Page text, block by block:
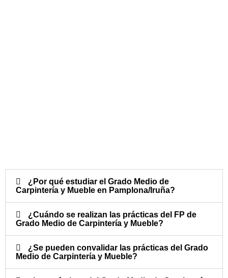
¿Por qué estudiar el Grado Medio de
Carpintería y Mueble en Pamplona/Iruña?
¿Cuándo se realizan las prácticas del FP de
Grado Medio de Carpintería y Mueble?​
¿Se pueden convalidar las prácticas del Grado
Medio de Carpintería y Mueble?​